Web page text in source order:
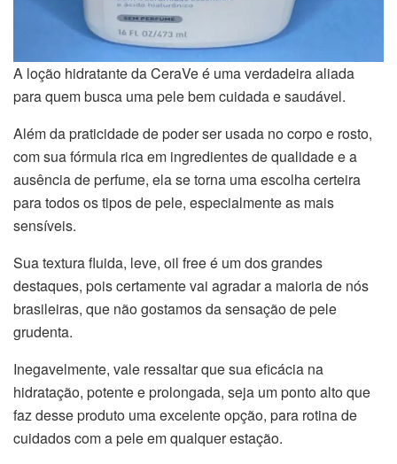
A loção hidratante da CeraVe é uma verdadeira aliada
para quem busca uma pele bem cuidada e saudável.
Além da praticidade de poder ser usada no corpo e rosto,
com sua fórmula rica em ingredientes de qualidade e a
ausência de perfume, ela se torna uma escolha certeira
para todos os tipos de pele, especialmente as mais
sensíveis.
Sua textura fluida, leve, oil free é um dos grandes
destaques, pois certamente vai agradar a maioria de nós
brasileiras, que não gostamos da sensação de pele
grudenta.
Inegavelmente, vale ressaltar que sua eficácia na
hidratação, potente e prolongada, seja um ponto alto que
faz desse produto uma excelente opção, para rotina de
cuidados com a pele em qualquer estação.